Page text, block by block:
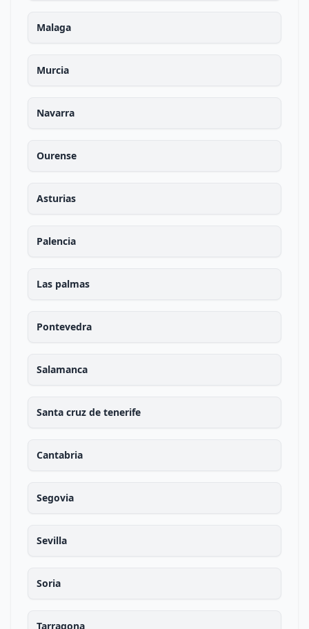
Malaga
Murcia
Navarra
Ourense
Asturias
Palencia
Las palmas
Pontevedra
Salamanca
Santa cruz de tenerife
Cantabria
Segovia
Sevilla
Soria
Tarragona